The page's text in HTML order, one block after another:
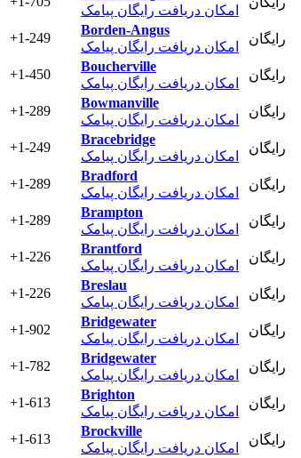
امکان دریافت رایگان پیامک
+1-249
Borden-Angus
امکان دریافت رایگان پیامک
رایگان
+1-450
Boucherville
امکان دریافت رایگان پیامک
رایگان
+1-289
Bowmanville
امکان دریافت رایگان پیامک
رایگان
+1-249
Bracebridge
امکان دریافت رایگان پیامک
رایگان
+1-289
Bradford
امکان دریافت رایگان پیامک
رایگان
+1-289
Brampton
امکان دریافت رایگان پیامک
رایگان
+1-226
Brantford
امکان دریافت رایگان پیامک
رایگان
+1-226
Breslau
امکان دریافت رایگان پیامک
رایگان
+1-902
Bridgewater
امکان دریافت رایگان پیامک
رایگان
+1-782
Bridgewater
امکان دریافت رایگان پیامک
رایگان
+1-613
Brighton
امکان دریافت رایگان پیامک
رایگان
+1-613
Brockville
امکان دریافت رایگان پیامک
رایگان